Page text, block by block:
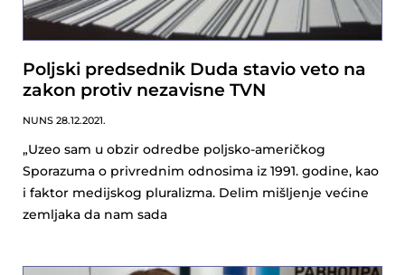
Poljski predsednik Duda stavio veto na
zakon protiv nezavisne TVN
NUNS 28.12.2021.
„Uzeo sam u obzir odredbe poljsko-američkog
Sporazuma o privrednim odnosima iz 1991. godine, kao
i faktor medijskog pluralizma. Delim mišljenje većine
zemljaka da nam sada